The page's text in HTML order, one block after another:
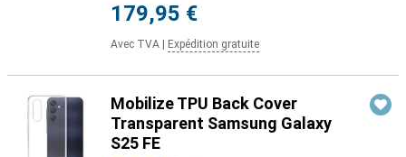
179,95 €
Avec TVA Expédition gratuite
Mobilize TPU Back Cover
Transparent Samsung Galaxy
S25 FE